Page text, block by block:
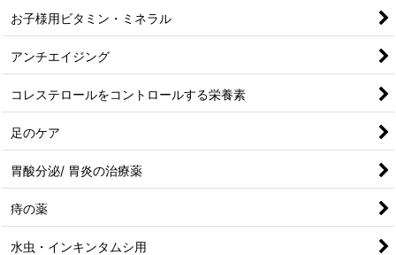
お子様用ビタミン・ミネラル
アンチエイジング
コレステロールをコントロールする栄養素
足のケア
胃酸分泌/ 胃炎の治療薬
痔の薬
水虫・インキンタムシ用